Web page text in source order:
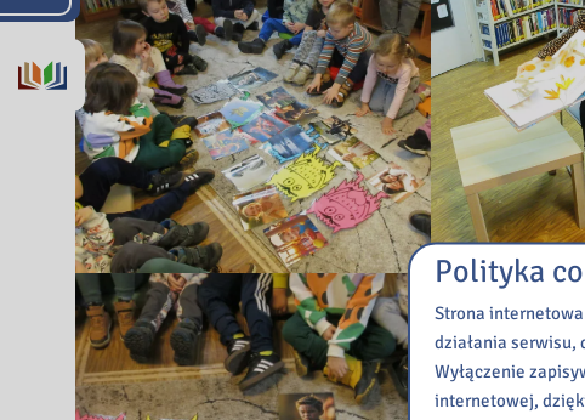
Polityka
Strona
działania
Wyłączenie
internetowej,